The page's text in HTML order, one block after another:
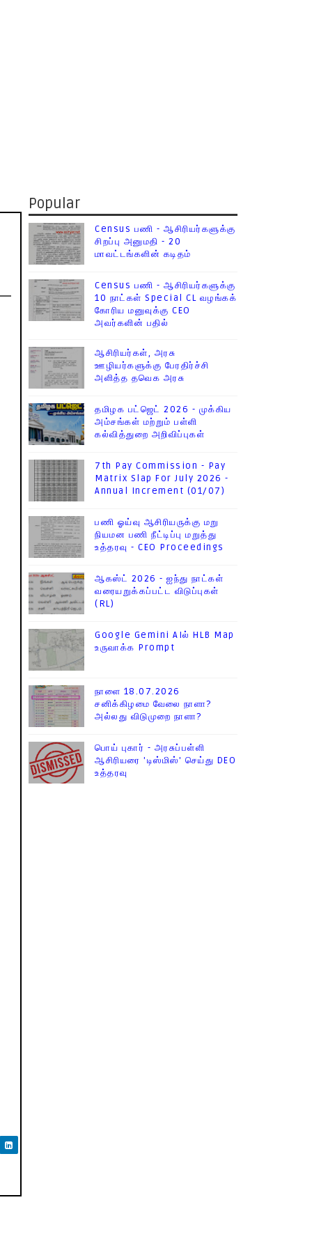
Popular
Census பணி - ஆசிரியர்களுக்கு
சிறப்பு அனுமதி - 20
மாவட்டங்களின் கடிதம்
Census பணி - ஆசிரியர்களுக்கு
10 நாட்கள் Special CL வழங்கக்
கோரிய மனுவுக்கு CEO
அவர்களின் பதில்
ஆசிரியர்கள், அரசு
ஊழியர்களுக்கு பேரதிர்ச்சி
அளித்த தவெக அரசு
தமிழக பட்ஜெட் 2026 - முக்கிய
அம்சங்கள் மற்றும் பள்ளி
கல்வித்துறை அறிவிப்புகள்
7th Pay Commission - Pay
Matrix Slap For July 2026 -
Annual Increment (01/07)
பணி ஓய்வு ஆசிரியருக்கு மறு
நியமன பணி நீட்டிப்பு மறுத்து
உத்தரவு - CEO Proceedings
ஆகஸ்ட் 2026 - ஐந்து நாட்கள்
வரையறுக்கப்பட்ட விடுப்புகள்
(RL)
Google Gemini AIல் HLB Map
உருவாக்க Prompt
நாளை 18.07.2026
சனிக்கிழமை வேலை நாளா?
அல்லது விடுமுறை நாளா?
பொய் புகார் - அரசுப்பள்ளி
ஆசிரியரை 'டிஸ்மிஸ்' செய்து DEO
உத்தரவு